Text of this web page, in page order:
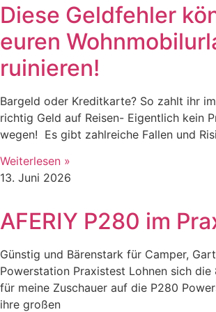
Diese Geldfehler
euren
ruinieren!
Bargeld oder Kreditkarte? So zahlt ihr
richtig Geld auf Reisen- Eigentlich kein
wegen! Es gibt zahlreiche Fallen und
Weiterlesen »
13. Juni 2026
AFERIY P280 im
Günstig und Bärenstark für Camper,
Powerstation Praxistest Lohnen sich die
für meine Zuschauer auf die P280
ihre großen